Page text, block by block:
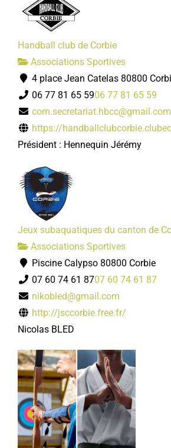
Handball club de Corbie
Associations Sportives
4 place Jean Catelas 80800
06 77 81 65 5906 77 81 65 59
com.secretariat.hbcc@gmail.com
https://
Président : Hennequin Jérémy
Jeux subaquatiques du canton de
Associations Sportives
Piscine Calypso 80800 Corbie
07 60 74 61 8707 60 74 61 87
nikobled@gmail.com
http://jsccorbie.free.fr/
Nicolas BLED